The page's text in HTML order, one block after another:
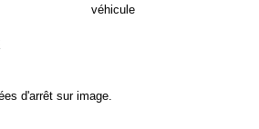
véhicule
d'arrêt sur image.